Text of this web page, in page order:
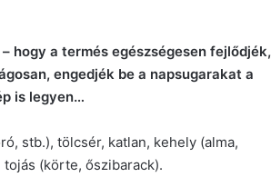
hogy a termés egészségesen fejlődjék,
engedjék be a napsugarakat a
is legyen…
stb.), tölcsér, katlan, kehely (alma,
(körte, őszibarack).